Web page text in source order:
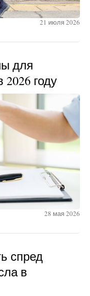
21 июля 2026
для
году
28 мая 2026
спред
в